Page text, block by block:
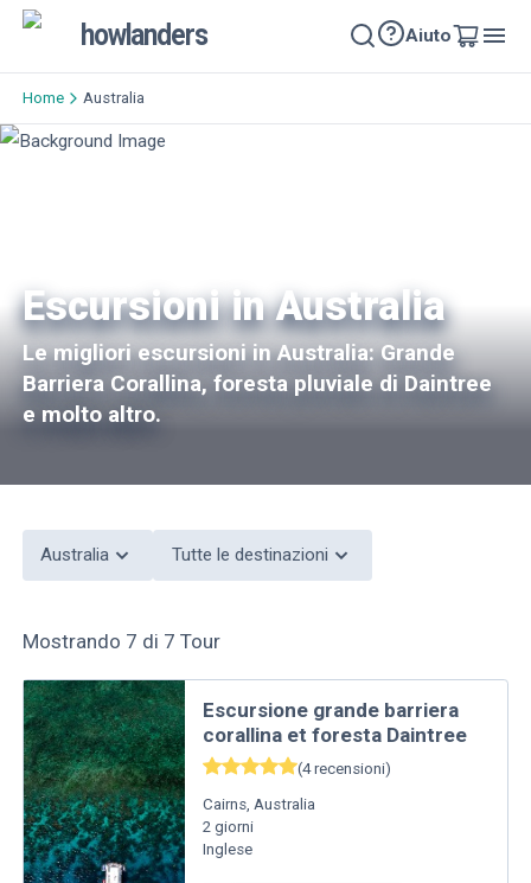
howlanders Aiuto
Home Australia
Escursioni in Australia
Le migliori escursioni in Australia: Grande
Barriera Corallina, foresta pluviale di Daintree
e molto altro.
Australia Tutte le destinazioni
Mostrando 7 di 7 Tour
Escursione grande barriera
corallina et foresta Daintree
(4 recensioni)
Cairns Australia
2 giorni
Inglese